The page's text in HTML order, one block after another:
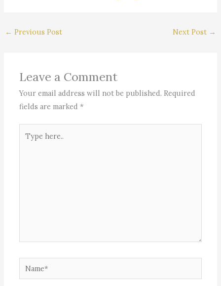
← Previous Post Next Post →
Leave a Comment
Your email address will not be published. Required
fields are marked*
here..
Name*